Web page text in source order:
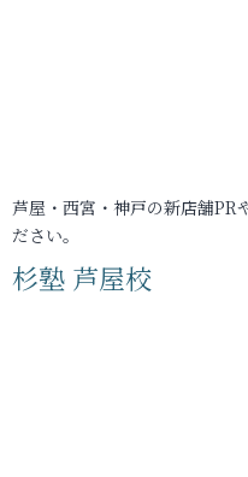
芦屋・西宮・神戸の新店舗PR
ださい。
杉塾 芦屋校